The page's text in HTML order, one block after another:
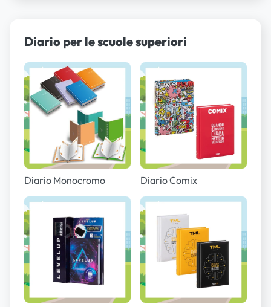
Diario per le scuole superiori
Diario Monocromo Diario Comix